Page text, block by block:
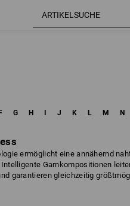
F G H J K L M N
ermöglicht eine annähernd
Garnkompositionen
garantieren gleichzeitig